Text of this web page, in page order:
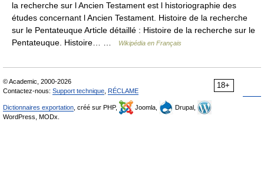
la recherche sur l Ancien Testament est l historiographie des
études concernant l Ancien Testament. Histoire de la recherche
sur le Pentateuque Article détaillé : Histoire de la recherche sur le
Pentateuque. Histoire… …
Wikipédia en Français
18+
© Academic, 2000-2026
Contactez-nous: Support technique RÉCLAME
Dictionnaires exportation , créé sur PHP, Joomla,
Drupal,
WordPress, MODx.